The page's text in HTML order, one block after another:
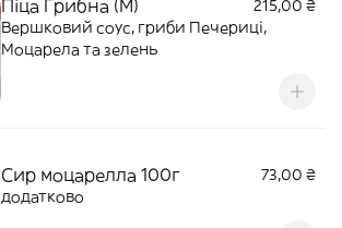
Піца Грибна (M)
215,00 ₴
Вершковий соус, гриби Печериці,
Моцарела та зелень
Сир моцарелла 100г
73,00 ₴
додатково